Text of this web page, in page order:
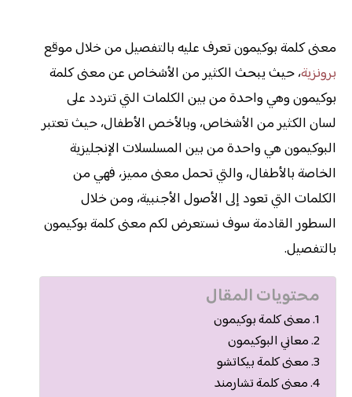
معنى كلمة بوكيمون تعرف عليه بالتفصيل من خلال موقع
برونزية، حيث يبحث الكثير من الأشخاص عن معنى كلمة
بوكيمون وهي واحدة من بين الكلمات التي تتردد على
لسان الكثير من الأشخاص، وبالأخص الأطفال، حيث تعتبر
البوكيمون هي واحدة من بين المسلسلات الإنجليزية
الخاصة بالأطفال، والتي تحمل معنى مميز، فهي من
الكلمات التي تعود إلى الأصول الأجنبية، ومن خلال
السطور القادمة سوف نستعرض لكم معنى كلمة بوكيمون
بالتفصيل.
محتويات المقال
معنى كلمة بوكيمون
معاني البوكيمون
معنى كلمة بيكاتشو
معنى كلمة تشارمند